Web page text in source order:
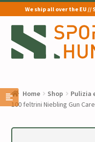
We ship all over the EU
Vai
alla
navigazione
Vai
al
contenuto
Home Shop Pulizia
100 feltrini Niebling Gun